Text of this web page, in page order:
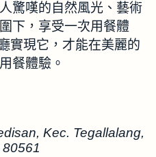
驚嘆的自然風光、藝術
下，享受一次用餐體
實現它，才能在美麗的
餐體驗。
Kec. Tegallalang,